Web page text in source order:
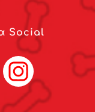
Social
Instagram